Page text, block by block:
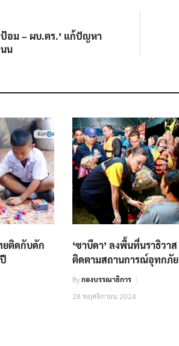
อม – ผบ.ตร.’ แก้ปัญหา
น
ยติดกับดัก
‘ซาบีดา’ ลงพื้นที่นราธิวาส
ติดตามสถานการณ์อุทกภัย
Byกองบรรณาธิการ
28 พฤศจิกายน 2024